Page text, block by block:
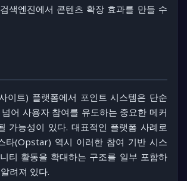
색엔진에서 콘텐츠 확장 효과를 만들 수
이트) 플랫폼에서 포인트 시스템은 단순
어 사용자 참여를 유도하는 중요한 메커
가능성이 있다. 대표적인 플랫폼 사례로
타(Opstar) 역시 이러한 참여 기반 시스
티 활동을 확대하는 구조를 일부 포함하
려져 있다.